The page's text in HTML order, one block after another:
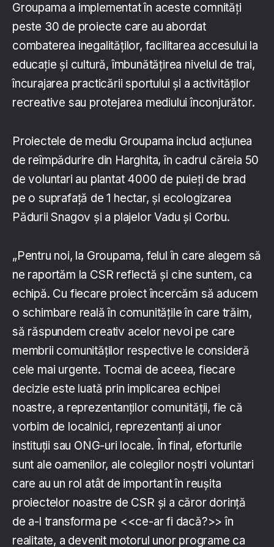
Groupama a implementat în aceste comnități
peste 30 de proiecte care au abordat
combaterea inegalităților, facilitarea accesului la
educație și cultură, îmbunătățirea nivelul de trai,
încurajarea practicării sportului și a activităților
recreative sau protejarea mediului înconjurător.
Proiectele de mediu Groupama includ acțiunea
de reîmpădurire din Harghita, în cadrul căreia 50
de voluntari au plantat 4000 de puieți de brad
pe o suprafață de 1 hectar, și ecologizarea
Pădurii Snagov și a plajelor Vadu și Corbu.
„Pentru noi, la Groupama, felul în care alegem să
ne raportăm la CSR reflectă și cine suntem, ca
echipă. Cu fiecare proiect încercăm să aducem
o schimbare reală în comunitățile în care trăim,
să răspundem creativ acelor nevoi pe care
membrii comunităților respective le consideră
cele mai urgente. Tocmai de aceea, fiecare
decizie este luată prin implicarea echipei
noastre, a reprezentanților comunității, fie că
vorbim de localnici, reprezentanți ai unor
instituții sau ONG-uri locale. În final, eforturile
sunt ale oamenilor, ale colegilor noștri voluntari
care au un rol atât de important în reușita
proiectelor noastre de CSR și a căror dorință
de a-l transforma pe <<ce-ar fi dacă?>> în
realitate, a devenit motorul unor programe ca